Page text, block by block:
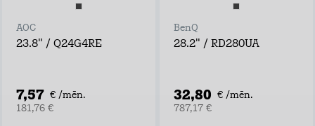
AOC
23.8" / Q24G4RE
7,57 € /mēn.
181,76 €
BenQ
28.2" / RD280UA
32,80 € /mēn.
787,17 €